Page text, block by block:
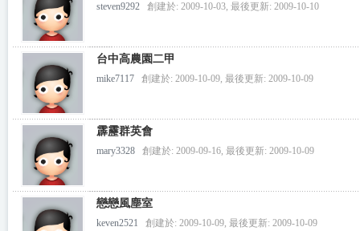
steven9292 創建於: 2009-10-03, 最後更新: 2009-10-10
台中高農園二甲
mike7117 創建於: 2009-10-09, 最後更新: 2009-10-09
霹靂群英會
mary3328 創建於: 2009-09-16, 最後更新: 2009-10-09
戀戀風塵室
keven2521 創建於: 2009-10-09, 最後更新: 2009-10-09